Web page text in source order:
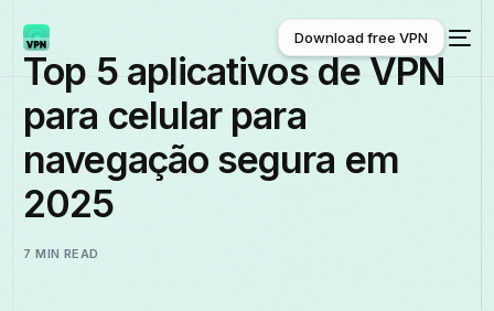
Download free VPN
Download free VPN
Top 5 aplicativos de VPN
para celular para
navegação segura em
2025
7 MIN READ